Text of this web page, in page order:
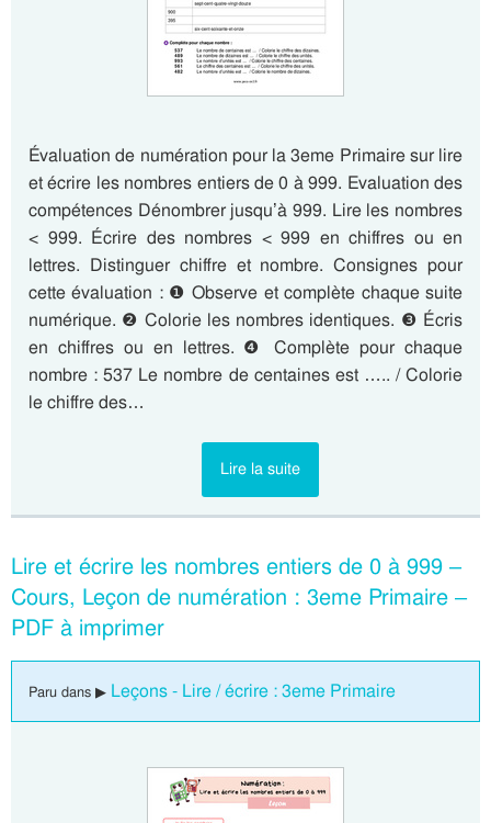
Évaluation de numération pour la 3eme Primaire sur lire
et écrire les nombres entiers de 0 à 999. Evaluation des
compétences Dénombrer jusqu’à 999. Lire les nombres
< 999. Écrire des nombres < 999 en chiffres ou en
lettres. Distinguer chiffre et nombre. Consignes pour
cette évaluation : ❶ Observe et complète chaque suite
numérique. ❷ Colorie les nombres identiques. ❸ Écris
en chiffres ou en lettres. ❹ Complète pour chaque
nombre : 537 Le nombre de centaines est ….. / Colorie
le chiffre des…
Lire la suite
Lire et écrire les nombres entiers de 0 à 999 –
Cours, Leçon de numération : 3eme Primaire –
PDF à imprimer
Paru dans ▶ Leçons - Lire / écrire : 3eme Primaire